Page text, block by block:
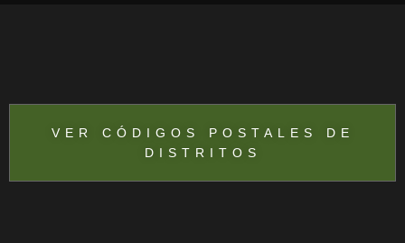
VER CÓDIGOS POSTALES DE
DISTRITOS